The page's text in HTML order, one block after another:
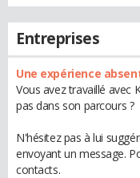
Entreprises
Une expérience
Vous avez travaillé avec
pas dans son parcours ?
N'hésitez pas à lui
envoyant un message.
contacts.